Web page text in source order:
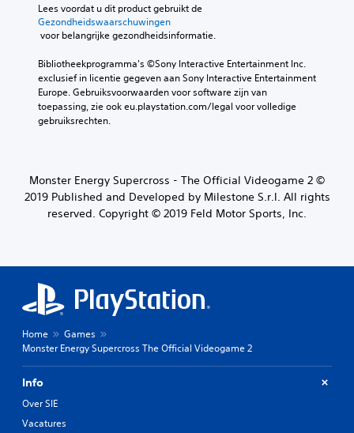
Lees voordat u dit product gebruikt de
Gezondheidswaarschuwingen
voor belangrijke gezondheidsinformatie.
Bibliotheekprogramma's ©Sony Interactive Entertainment Inc.
exclusief in licentie gegeven aan Sony Interactive Entertainment
Europe. Gebruiksvoorwaarden voor software zijn van
toepassing, zie ook eu.playstation.com/legal voor volledige
gebruiksrechten.
Monster Energy Supercross - The Official Videogame 2 ©
2019 Published and Developed by Milestone S.r.l. All rights
reserved. Copyright © 2019 Feld Motor Sports, Inc.
Home
Games
Monster Energy Supercross The Official Videogame 2
Info
Over SIE
Vacatures